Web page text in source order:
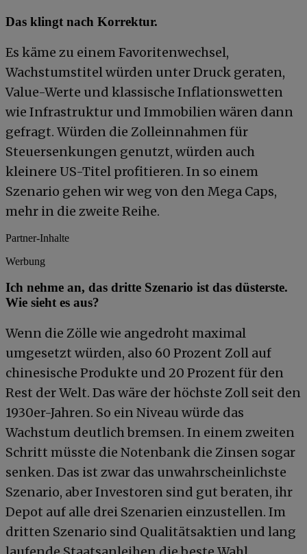
Das klingt nach Korrektur.
Es käme zu einem Favoritenwechsel,
Wachstumstitel würden unter Druck geraten,
Value-Werte und klassische Inflationswetten
wie Infrastruktur und Immobilien wären dann
gefragt. Würden die Zolleinnahmen für
Steuersenkungen genutzt, würden auch
kleinere US-Titel profitieren. In so einem
Szenario gehen wir weg von den Mega Caps,
mehr in die zweite Reihe.
Partner-Inhalte
Werbung
Ich nehme an, das dritte Szenario ist das düsterste.
Wie sieht es aus?
Wenn die Zölle wie angedroht maximal
umgesetzt würden, also 60 Prozent Zoll auf
chinesische Produkte und 20 Prozent für den
Rest der Welt. Das wäre der höchste Zoll seit den
1930er-Jahren. So ein Niveau würde das
Wachstum deutlich bremsen. In einem zweiten
Schritt müsste die Notenbank die Zinsen sogar
senken. Das ist zwar das unwahrscheinlichste
Szenario, aber Investoren sind gut beraten, ihr
Depot auf alle drei Szenarien einzustellen. Im
dritten Szenario sind Qualitätsaktien und lang